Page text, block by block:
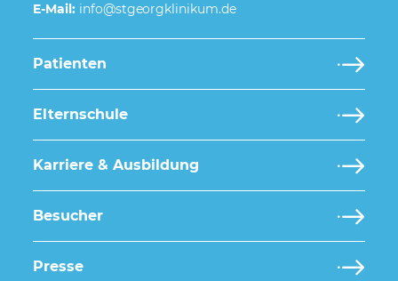
E-Mail:
Patienten
Elternschule
Karriere & Ausbildung
Besucher
Presse